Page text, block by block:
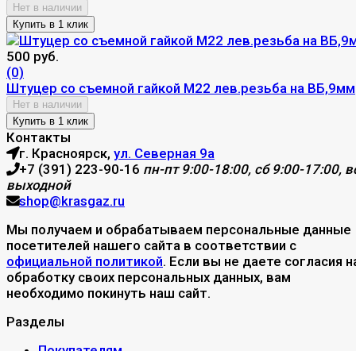
Нет в наличии
500 руб.
(0)
Штуцер со съемной гайкой М22 лев.резьба на ВБ,9мм
Нет в наличии
Контакты
г. Красноярск, ул. Северная 9а
+7 (391) 223-90-16 пн-пт 9:00-18:00, сб 9:00-17:00,
выходной
shop@krasgaz.ru
Мы получаем и обрабатываем персональные данные
посетителей нашего сайта в соответствии с
официальной политикой. Если вы не даете согласия
обработку своих персональных данных, вам
необходимо покинуть наш сайт.
Разделы